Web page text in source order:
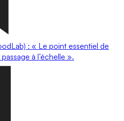
: « Le point essentiel de
à l’échelle ».